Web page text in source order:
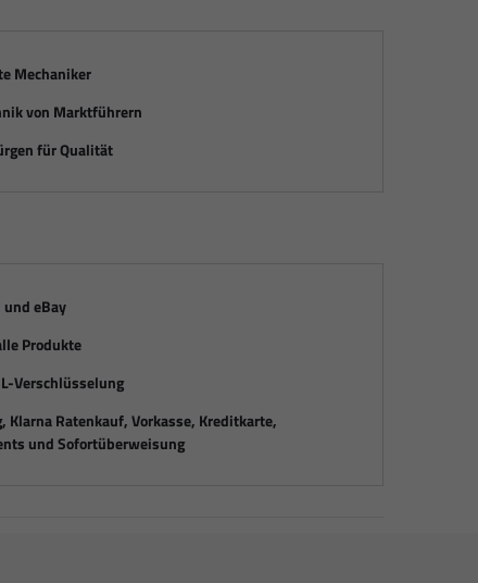
Mechaniker
von Marktführern
für Qualität
eBay
Produkte
Verschlüsselung
Klarna Ratenkauf, Vorkasse, Kreditkarte,
und Sofortüberweisung